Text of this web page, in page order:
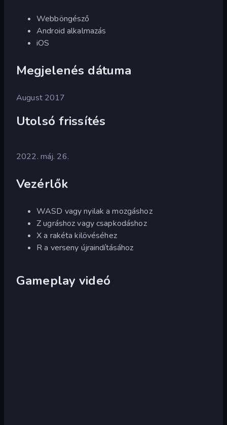
Webböngésző
Android alkalmazás
iOS
Megjelenés dátuma
August 2017
Utolsó frissítés
2022. máj. 26.
Vezérlők
WASD vagy nyilak a mozgáshoz
Z ugráshoz vagy csapkodáshoz
X a rakéta kilövéséhez
R a verseny újraindításához
Gameplay videó